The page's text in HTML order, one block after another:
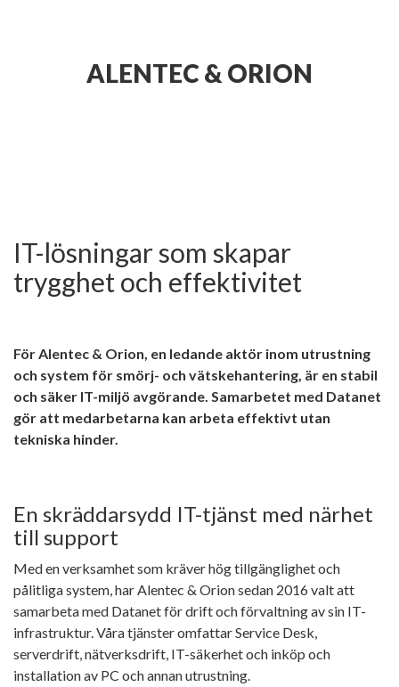
ALENTEC & ORION
IT-lösningar som skapar
trygghet och effektivitet
För Alentec & Orion, en ledande aktör inom utrustning
och system för smörj- och vätskehantering, är en stabil
och säker IT-miljö avgörande. Samarbetet med Datanet
gör att medarbetarna kan arbeta effektivt utan
tekniska hinder.
En skräddarsydd IT-tjänst med närhet
till support
Med en verksamhet som kräver hög tillgänglighet och
pålitliga system, har Alentec & Orion sedan 2016 valt att
samarbeta med Datanet för drift och förvaltning av sin IT-
infrastruktur. Våra tjänster omfattar Service Desk,
serverdrift, nätverksdrift, IT-säkerhet och inköp och
installation av PC och annan utrustning.